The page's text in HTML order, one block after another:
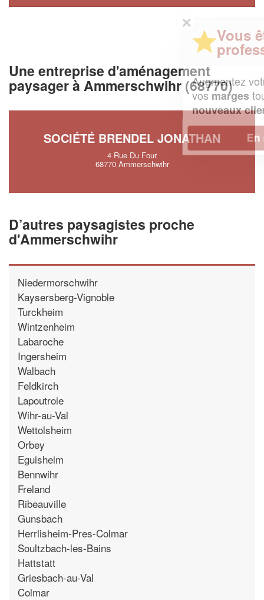
Une entreprise d'aménagement
paysager à Ammerschwihr (68770)
SOCIÉTÉ BRENDEL JONATHAN
4 Rue Du Four
68770 Ammerschwihr
D’autres paysagistes proche
d'Ammerschwihr
Niedermorschwihr
Kaysersberg-Vignoble
Turckheim
Wintzenheim
Labaroche
Ingersheim
Walbach
Feldkirch
Lapoutroie
Wihr-au-Val
Wettolsheim
Orbey
Eguisheim
Bennwihr
Freland
Ribeauville
Gunsbach
Herrlisheim-Pres-Colmar
Soultzbach-les-Bains
Hattstatt
Griesbach-au-Val
Colmar
professionnel ?
Augmentez votrechiffre d'affaireset
vosmargestout en gagnant de
nouveaux clients!
En savoir plus